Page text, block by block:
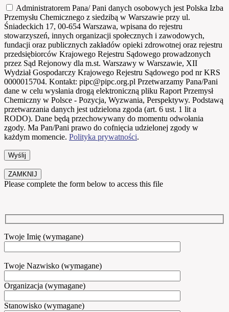
Administratorem Pana/ Pani danych osobowych jest Polska Izba
Przemysłu Chemicznego z siedzibą w Warszawie przy ul.
Śniadeckich 17, 00-654 Warszawa, wpisana do rejestru
stowarzyszeń, innych organizacji społecznych i zawodowych,
fundacji oraz publicznych zakładów opieki zdrowotnej oraz rejestru
przedsiębiorców Krajowego Rejestru Sądowego prowadzonych
przez Sąd Rejonowy dla m.st. Warszawy w Warszawie, XII
Wydział Gospodarczy Krajowego Rejestru Sądowego pod nr KRS
0000015704. Kontakt: pipc@pipc.org.pl Przetwarzamy Pana/Pani
dane w celu wysłania drogą elektroniczną pliku Raport Przemysł
Chemiczny w Polsce - Pozycja, Wyzwania, Perspektywy. Podstawą
przetwarzania danych jest udzielona zgoda (art. 6 ust. 1 lit a
RODO). Dane będą przechowywany do momentu odwołania
zgody. Ma Pan/Pani prawo do cofnięcia udzielonej zgody w
każdym momencie. Polityka prywatności.
ZAMKNIJ
Please complete the form below to access this file
Twoje Imię (wymagane)
Twoje Nazwisko (wymagane)
Organizacja (wymagane)
Stanowisko (wymagane)